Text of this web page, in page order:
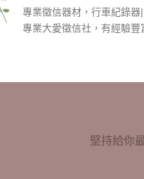
專業徵信器材，行車紀錄器
專業大愛徵信社，有經驗豐
堅持給你